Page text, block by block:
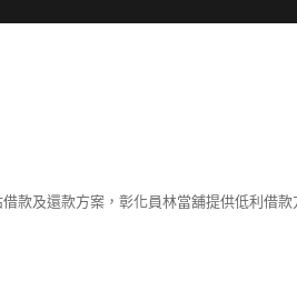
款及還款方案，彰化員林當舖提供低利借款